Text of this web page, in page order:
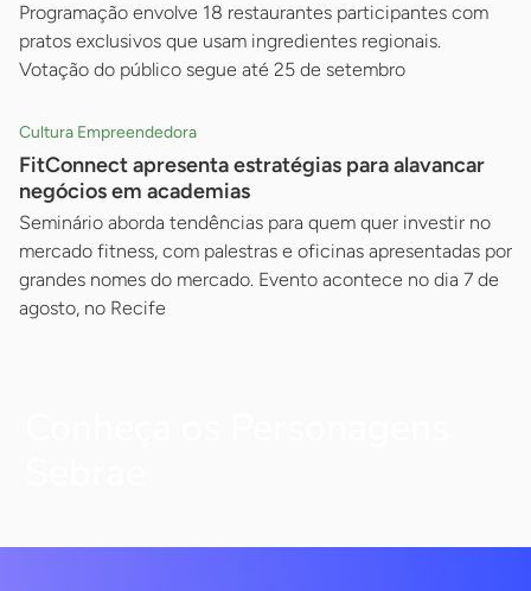
Programação envolve 18 restaurantes participantes com
pratos exclusivos que usam ingredientes regionais.
Votação do público segue até 25 de setembro
Cultura Empreendedora
FitConnect apresenta estratégias para alavancar
negócios em academias
Seminário aborda tendências para quem quer investir no
mercado fitness, com palestras e oficinas apresentadas por
grandes nomes do mercado. Evento acontece no dia 7 de
agosto, no Recife